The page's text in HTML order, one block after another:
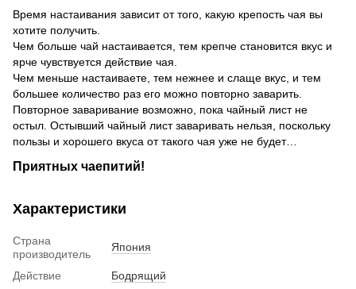
Время настаивания зависит от того, какую крепость чая вы
хотите получить.
Чем больше чай настаивается, тем крепче становится вкус и
ярче чувствуется действие чая.
Чем меньше настаиваете, тем нежнее и слаще вкус, и тем
большее количество раз его можно повторно заварить.
Повторное заваривание возможно, пока чайный лист не
остыл. Остывший чайный лист заваривать нельзя, поскольку
пользы и хорошего вкуса от такого чая уже не будет…
Приятных чаепитий!
Характеристики
Страна
производитель
Япония
Действие
Бодрящий